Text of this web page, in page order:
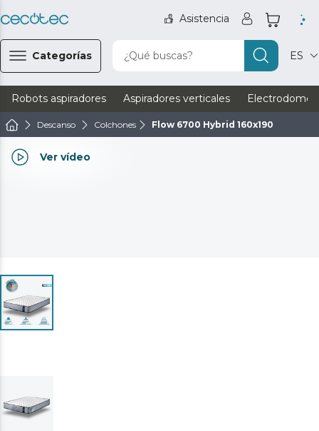
Asistencia
Categorías ¿Qué buscas? ES
Robots aspiradores Aspiradores verticales
Descanso Colchones Flow 6700 Hybrid 160x190
Ver vídeo